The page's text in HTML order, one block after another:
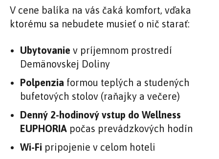
V cene balíka na vás čaká komfort, vďaka
ktorému sa nebudete musieť o nič starať:
Ubytovanie v príjemnom prostredí
Demänovskej Doliny
Polpenzia formou teplých a studených
bufetových stolov (raňajky a večere)
Denný 2-hodinový vstup do Wellness
EUPHORIA počas prevádzkových hodín
Wi-Fi pripojenie v celom hoteli